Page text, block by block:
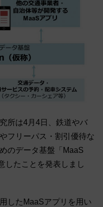
所は4月4日、鉄道やバ
フリーパス・割引優待な
のデータ基盤「MaaS
したことを発表しまし
したMaaSアプリを用い